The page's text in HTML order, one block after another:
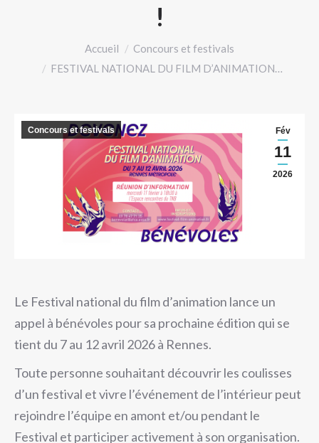
!
Vous êtes ici :Accueil
Concours et festivals
FESTIVAL NATIONAL DU FILM D’ANIMATION…
Fév
11
2026
Concours et festivals
Le Festival national du film d’animation lance un
appel à bénévoles pour sa prochaine édition qui se
tient du 7 au 12 avril 2026 à Rennes.
Toute personne souhaitant découvrir les coulisses
d’un festival et vivre l’événement de l’intérieur peut
rejoindre l’équipe en amont et/ou pendant le
Festival et participer activement à son organisation.